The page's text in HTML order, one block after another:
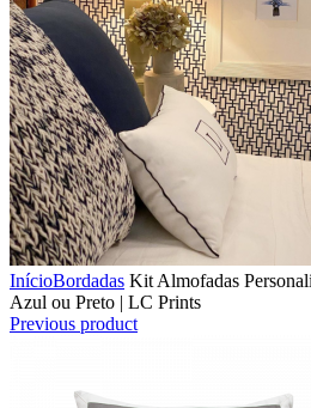
InícioBordadas Kit Almofadas
Azul ou Preto | LC Prints
Previous product